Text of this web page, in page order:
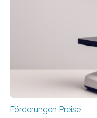
diesem Jahr wieder
Preis aus. Er richtet
Forscherinnen und
werden soll eine
hochrangige
Förderungen Preise